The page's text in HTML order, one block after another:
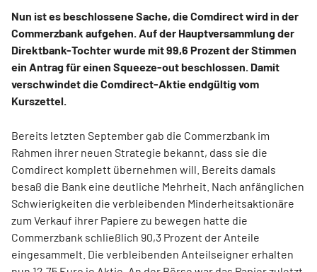
Nun ist es beschlossene Sache, die Comdirect wird in der
Commerzbank aufgehen. Auf der Hauptversammlung der
Direktbank-Tochter wurde mit 99,6 Prozent der Stimmen
ein Antrag für einen Squeeze-out beschlossen. Damit
verschwindet die Comdirect-Aktie endgültig vom
Kurszettel.
Bereits letzten September gab die Commerzbank im
Rahmen ihrer neuen Strategie bekannt, dass sie die
Comdirect komplett übernehmen will. Bereits damals
besaß die Bank eine deutliche Mehrheit. Nach anfänglichen
Schwierigkeiten die verbleibenden Minderheitsaktionäre
zum Verkauf ihrer Papiere zu bewegen hatte die
Commerzbank schließlich 90,3 Prozent der Anteile
eingesammelt. Die verbleibenden Anteilseigner erhalten